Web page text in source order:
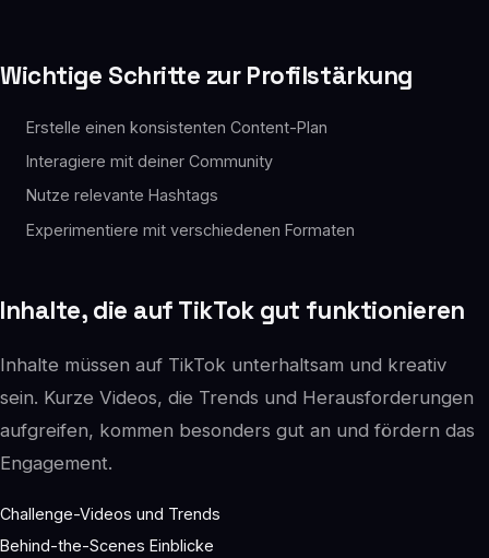
Wichtige Schritte zur Profilstärkung
Erstelle einen konsistenten Content-Plan
Interagiere mit deiner Community
Nutze relevante Hashtags
Experimentiere mit verschiedenen Formaten
Inhalte, die auf TikTok gut funktionieren
Inhalte müssen auf TikTok unterhaltsam und kreativ
sein. Kurze Videos, die Trends und Herausforderungen
aufgreifen, kommen besonders gut an und fördern das
Engagement.
Challenge-Videos und Trends
Behind-the-Scenes Einblicke